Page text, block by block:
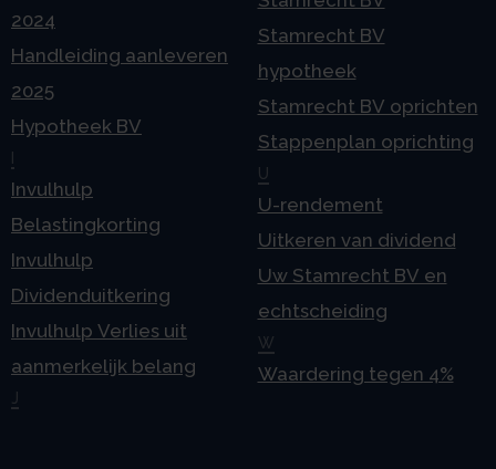
2024
Handleiding aanleveren
2025
Hypotheek BV
I
Invulhulp
Belastingkorting
Invulhulp
Dividenduitkering
Invulhulp Verlies uit
aanmerkelijk belang
J
Stamrecht BV
hypotheek
Stamrecht BV oprichten
Stappenplan oprichting
U
U-rendement
Uitkeren van dividend
Uw Stamrecht BV en
echtscheiding
W
Waardering tegen 4%